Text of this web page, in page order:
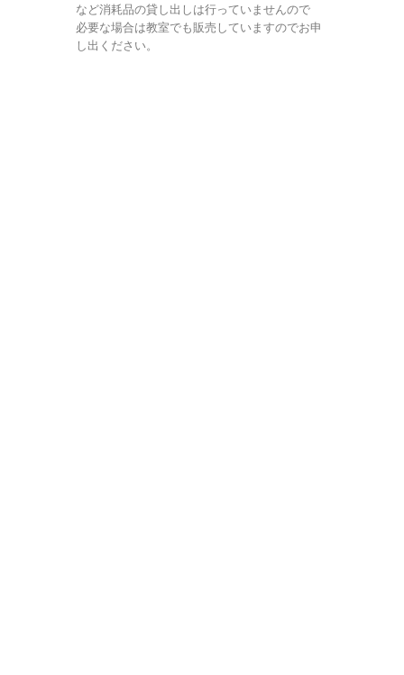
など消耗品の貸し出しは行っていませんので
必要な場合は教室でも販売していますのでお申
し出ください。